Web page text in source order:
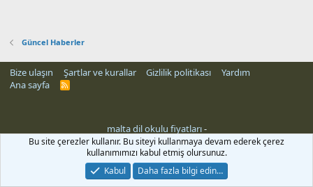
Güncel Haberler
Bize ulaşın Şartlar ve kurallar Gizlilik politikası
Yardım
Ana sayfa
R
malta dil okulu fiyatları-
Bu site çerezler kullanır. Bu siteyi kullanmaya devam ederek çerez
kullanımımızı kabul etmiş olursunuz.
Kabul
Daha fazla bilgi edin…